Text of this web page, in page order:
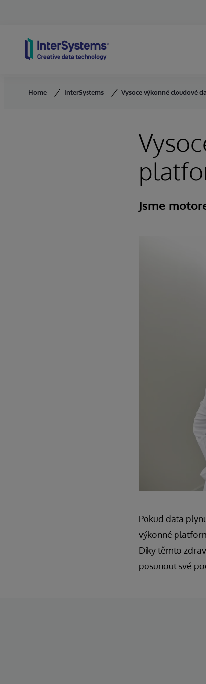
Home InterSystems Vysoce výkonné cloudové
Jsme
Pokud data
výkonné
Díky těmto
posunout své